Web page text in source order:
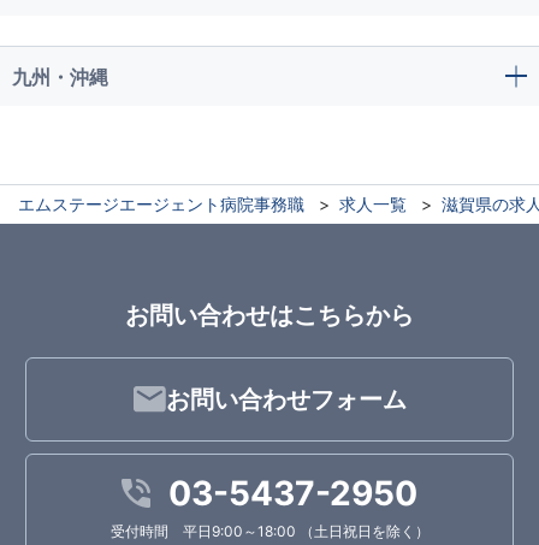
九州・沖縄
エムステージエージェント病院事務職 求人一覧 滋賀県の求
お問い合わせはこちらから
お問い合わせフォーム
03-5437-2950
受付時間 平日9:00～18:00 （土日祝日を除く）